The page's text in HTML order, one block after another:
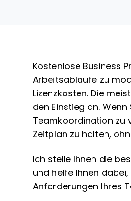
Kostenlose Business
Arbeitsabläufe zu
Lizenzkosten. Die
den Einstieg an.
Teamkoordination zu
Zeitplan zu halten,
Ich stelle Ihnen die
und helfe Ihnen
Anforderungen Ihres